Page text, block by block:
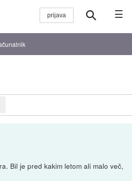
☰
Bil je pred kakim letom ali malo več,